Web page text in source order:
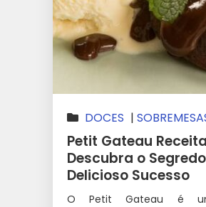
DOCES |
Petit Gateau
Descubra o
Delicioso Sucesso
O Petit Gateau é